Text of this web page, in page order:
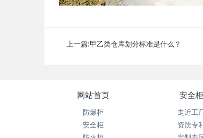
上一篇:甲乙类仓库划分标准是什么？
网站首页
防爆柜
安全柜
安全柜
走近工
资质专